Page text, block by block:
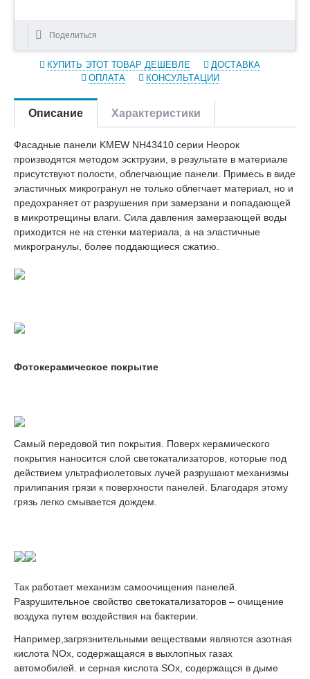
Поделиться
КУПИТЬ ЭТОТ ТОВАР ДЕШЕВЛЕ
ДОСТАВКА
ОПЛАТА
КОНСУЛЬТАЦИИ
Описание Характеристики
Фасадные панели KMEW NH43410 серии Неорок
производятся методом эсктрузии, в результате в материале
присутствуют полости, облегчающие панели. Примесь в виде
эластичных микрогранул не только облегчает материал, но и
предохраняет от разрушения при замерзани и попадающей
в микротрещины влаги. Сила давления замерзающей воды
приходится не на стенки материала, а на эластичные
микрогранулы, более поддающиеся сжатию.
Фотокерамическое покрытие
Самый передовой тип покрытия. Поверх керамического
покрытия наносится слой светокатализаторов, которые под
действием ультрафиолетовых лучей разрушают механизмы
прилипания грязи к поверхности панелей. Благодаря этому
грязь легко смывается дождем.
Так работает механизм самоочищения панелей.
Разрушительное свойство светокатализаторов – очищение
воздуха путем воздействия на бактерии.
Например,загрязнительными веществами являются азотная
кислота NOx, содержащаяся в выхлопных газах
автомобилей. и серная кислота SOx, содержащся в дыме